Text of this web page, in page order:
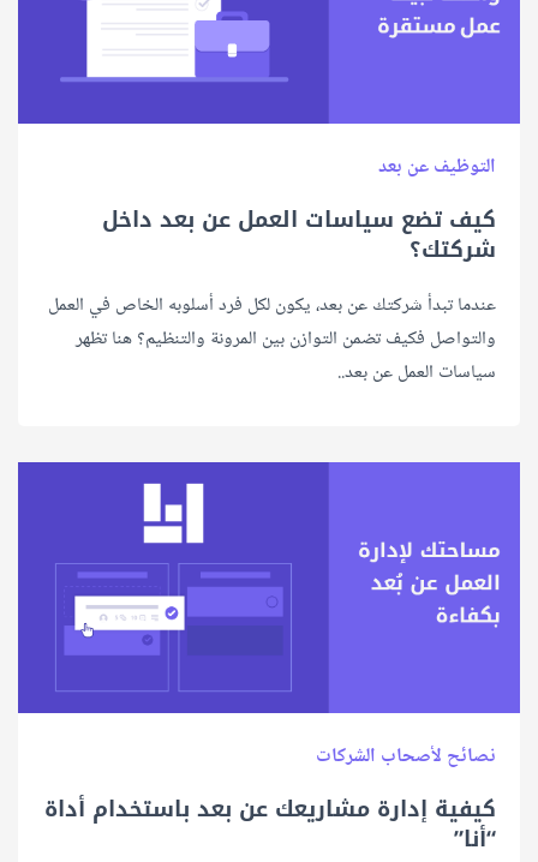
التوظيف عن بعد
كيف تضع سياسات العمل عن بعد داخل
شركتك؟
عندما تبدأ شركتك عن بعد، يكون لكل فرد أسلوبه الخاص في العمل
والتواصل فكيف تضمن التوازن بين المرونة والتنظيم؟ هنا تظهر
سياسات العمل عن بعد..
نصائح لأصحاب الشركات
كيفية إدارة مشاريعك عن بعد باستخدام أداة
“أنا”